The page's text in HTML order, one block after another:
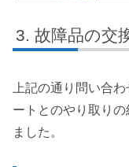
故障品の交
上記の通り問い合
ートとのやり取り
ました。